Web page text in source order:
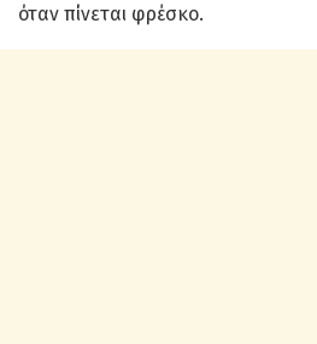
όταν πίνεται φρέσκο.